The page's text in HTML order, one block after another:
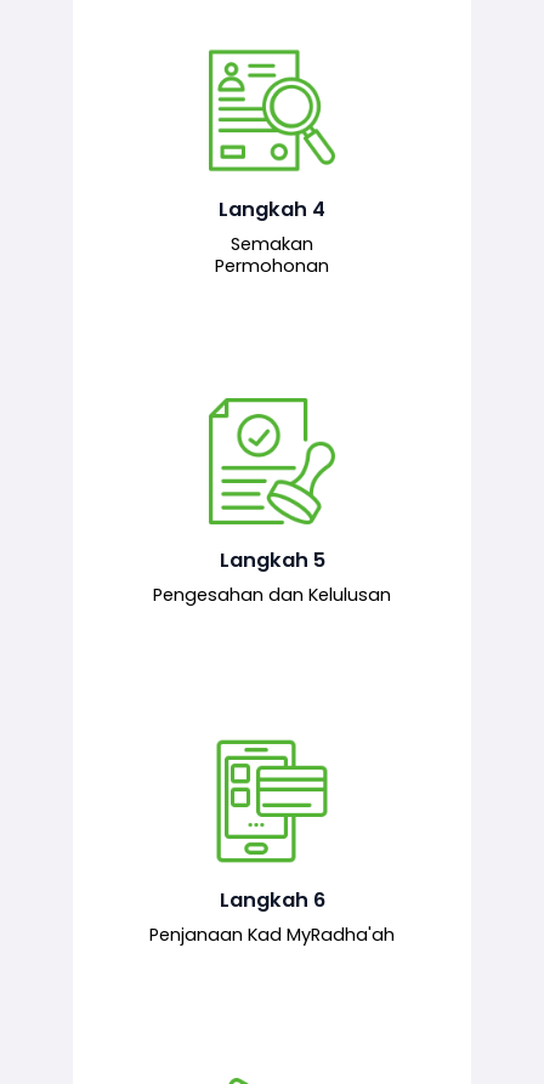
Langkah 4
Semakan
Permohonan
Pegawai penyemak menyemak
maklumat yang dikemukakan. Jika
semua maklumat adalah lengkap dan
kepada pegawai pelulus untuk
tindakan seterusnya.
Langkah 5
Pengesahan dan Kelulusan
Pegawai pelulus menilai permohonan
dan memberi pengesahan serta
kelulusan akhir sekiranya semuanya
mematuhi syarat ditetapkan.
Langkah 6
Penjanaan Kad MyRadha'ah
Setelah permohonan diluluskan, kad
MyRadha’ah akan dijana.